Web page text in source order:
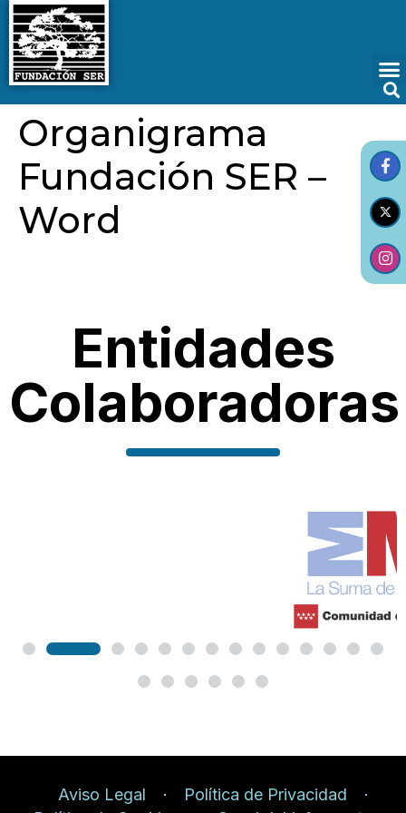
Organigrama
Fundación SER –
Word
Entidades
Colaboradoras
Aviso Legal
Política de Privacidad